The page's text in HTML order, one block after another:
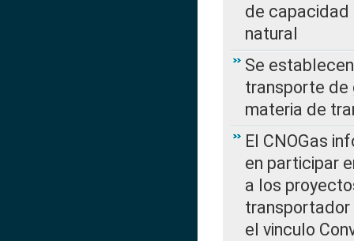
de capacidad
natural
Se
transporte de
materia de
El CNOGas
en participar
a los
transportador
el vinculo